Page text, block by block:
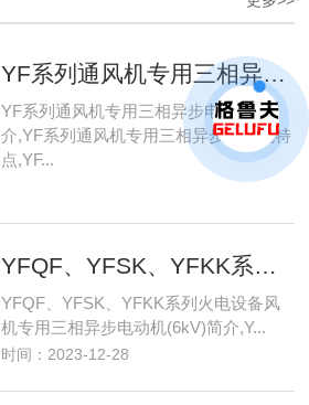
YF系列通风机专用三相异步电动机技术参数
YF系列通风机专用三相异步电动机简
介,YF系列通风机专用三相异步电动机特
点,YF...
YFQF、YFSK、YFKK系列火电设备风机专用三相异步电动机产品特点及标记方法（6KV）
YFQF、YFSK、YFKK系列火电设备风
机专用三相异步电动机(6kV)简介,Y...
时间：2023-12-28